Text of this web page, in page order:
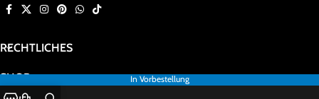
In Vorbestellung
RECHTLICHES
SHOP